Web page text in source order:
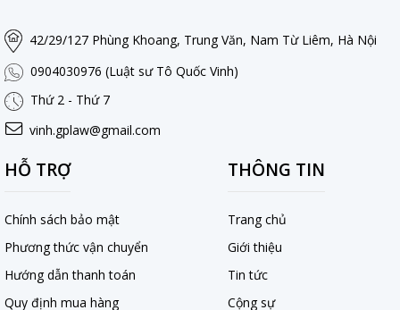
42/29/127 Phùng Khoang, Trung Văn, Nam Từ Liêm, Hà Nội
0904030976 (Luật sư Tô Quốc Vinh)
Thứ 2 - Thứ 7
vinh.gplaw@gmail.com
HỖ TRỢ
Chính sách bảo mật
Phương thức vận chuyển
Hướng dẫn thanh toán
Quy định mua hàng
THÔNG TIN
Trang chủ
Giới thiệu
Tin tức
Cộng sự